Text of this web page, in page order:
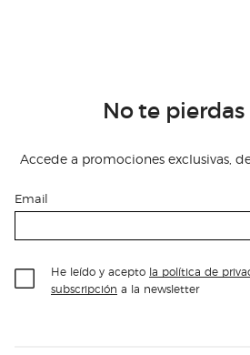
No te
Accede a promociones exclusivas,
Email
He leído y acepto la política de
subscripción a la newsletter